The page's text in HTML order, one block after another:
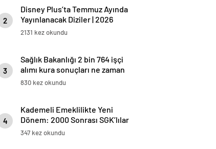
2
Disney Plus’ta Temmuz Ayında
Yayınlanacak Diziler | 2026
Güncel Yayın Takvimi
2131 kez okundu
3
Sağlık Bakanlığı 2 bin 764 işçi
alımı kura sonuçları ne zaman
açıklanacak?
830 kez okundu
4
Kademeli Emeklilikte Yeni
Dönem: 2000 Sonrası SGK’lılar
İçin Prim ve Yaş Tablosu
347 kez okundu